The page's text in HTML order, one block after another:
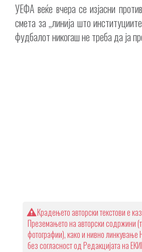
УЕФА веќе вчера се изјасни
смета за „линија што
фудбалот никогаш не треба да ја
Крадењето авторски текстови е
Преземањето на авторски содржини
фотографии), како и нивно линкување
без согласност од Редакцијата на